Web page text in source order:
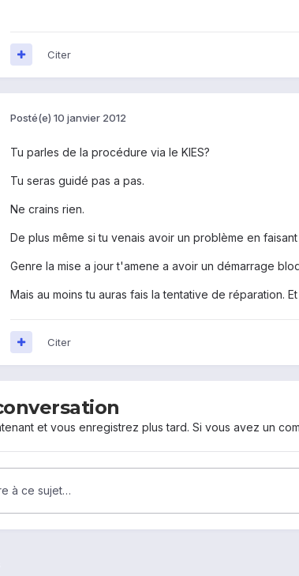
Citer
Posté(e) 10 janvier 2012
Tu parles de la procédure via le KIES?
Tu seras guidé pas a pas.
Ne crains rien.
De plus même si tu venais avoir un problème en
Genre la mise a jour t'amene a avoir un démarrage
Mais au moins tu auras fais la tentative de réparation.
Citer
et vous enregistrez plus tard. Si vous avez un
à ce sujet…